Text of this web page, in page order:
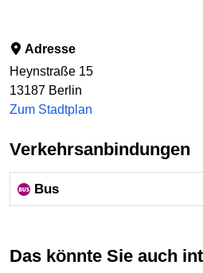
Adresse
Heynstraße 15
13187 Berlin
Zum Stadtplan
Verkehrsanbindungen
Bus
Das könnte Sie auch